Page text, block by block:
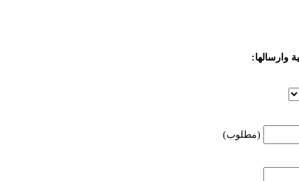
وارسالها:
(مطلوب)